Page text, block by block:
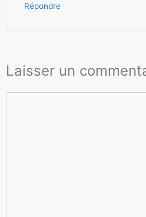
Répondre
Laisser un